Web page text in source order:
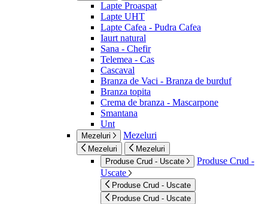
Lapte Proaspat
Lapte UHT
Lapte Cafea - Pudra Cafea
Iaurt natural
Sana - Chefir
Telemea - Cas
Cascaval
Branza de Vaci - Branza de burduf
Branza topita
Crema de branza - Mascarpone
Smantana
Unt
Mezeluri Mezeluri
Mezeluri
Mezeluri
Produse Crud - Uscate
Produse Crud -
Uscate
Produse Crud - Uscate
Produse Crud - Uscate